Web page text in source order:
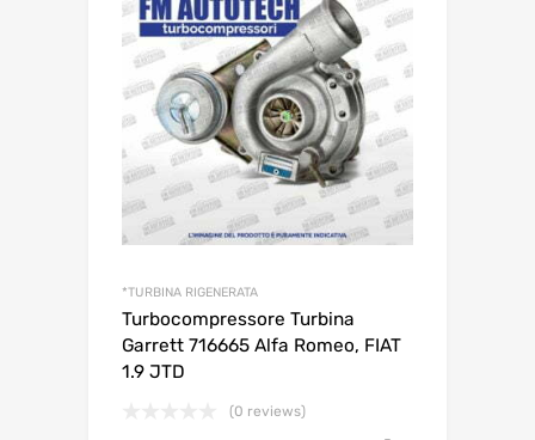
*TURBINA RIGENERATA
Turbocompressore Turbina
Garrett 716665 Alfa Romeo, FIAT
1.9 JTD
(0 reviews)